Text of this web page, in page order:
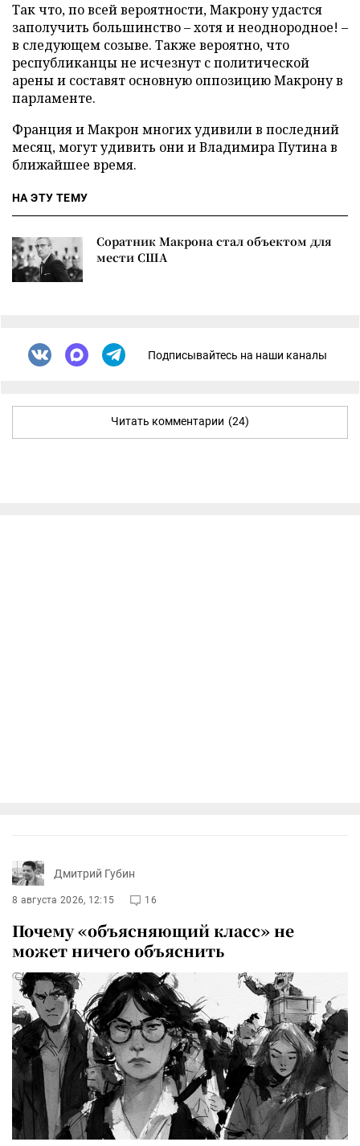
Так что, по всей вероятности, Макрону удастся
заполучить большинство – хотя и неоднородное! –
в следующем созыве. Также вероятно, что
республиканцы не исчезнут с политической
арены и составят основную оппозицию Макрону в
парламенте.
Франция и Макрон многих удивили в последний
месяц, могут удивить они и Владимира Путина в
ближайшее время.
НА ЭТУ ТЕМУ
Соратник Макрона стал объектом для
мести США
Подписывайтесь на наши каналы
Читать комментарии (24)
Дмитрий Губин
8 августа 2026, 12:15 16
Почему «объясняющий класс» не
может ничего объяснить